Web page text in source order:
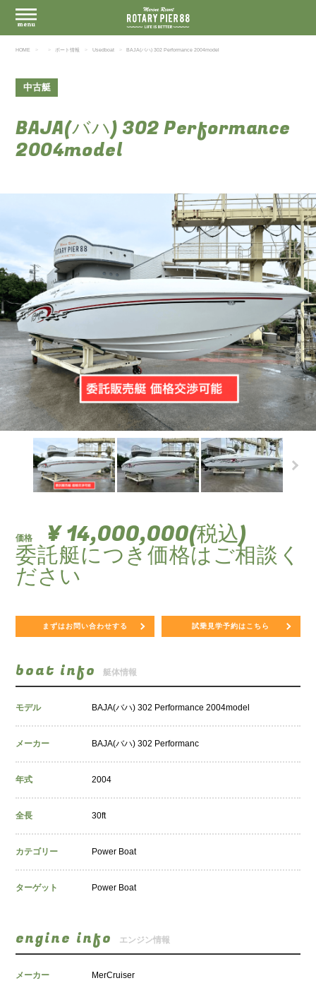
HOME ボート情報 Usedboat BAJA(バハ) 302 Performance 2004model
中古艇
BAJA(バハ) 302 Performance
2004model
価格 ¥ 14,000,000(税込)
委託艇につき価格はご相談く
ださい
まずはお問い合わせする 試乗見学予約はこちら
boat info 艇体情報
モデル BAJA(バハ) 302 Performance 2004model
メーカー BAJA(バハ) 302 Performanc
年式 2004
全長 30ft
カテゴリー Power Boat
ターゲット Power Boat
engine info エンジン情報
メーカー MerCruiser